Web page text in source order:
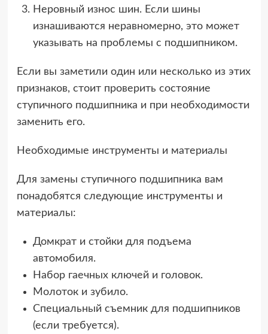
Неровный износ шин. Если шины
изнашиваются неравномерно, это может
указывать на проблемы с подшипником.
Если вы заметили один или несколько из этих
признаков, стоит проверить состояние
ступичного подшипника и при необходимости
заменить его.
Необходимые инструменты и материалы
Для замены ступичного подшипника вам
понадобятся следующие инструменты и
материалы:
Домкрат и стойки для подъема
автомобиля.
Набор гаечных ключей и головок.
Молоток и зубило.
Специальный съемник для подшипников
(если требуется).